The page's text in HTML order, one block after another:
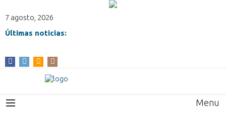
7 agosto, 2026
Últimas noticias:
Menu